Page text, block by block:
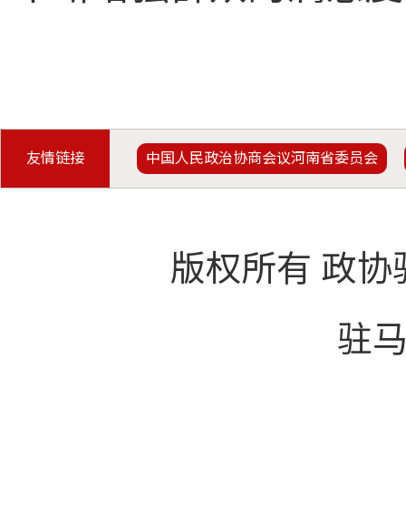
友情链接 中国人民政治协商会议河南省委员会
版权所有 政协
驻